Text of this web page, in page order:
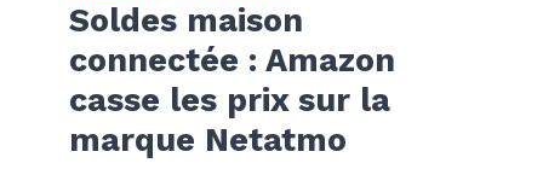
Soldes maison
connectée : Amazon
casse les prix sur la
marque Netatmo